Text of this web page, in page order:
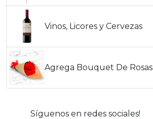
Vinos, Licores y Cervezas
Agrega Bouquet De Rosas
Síguenos en redes sociales!